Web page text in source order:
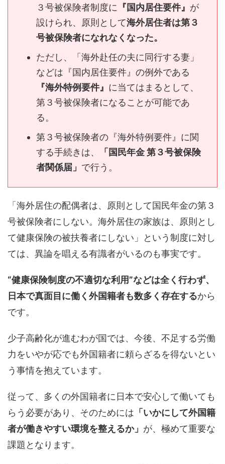
３号被保険者制度に 『国内居住要件』 が
設けられ、原則として海外居住者は第３
号被保険者になれなくなった。
ただし、「海外赴任の夫に同行する妻」
などは『国内居住要件』の例外である
『海外特例要件』 に当てはまるとして、
第３号被保険者になることが可能であ
る。
第３号被保険者の『海外特例要件』に関
する手続きは、
「国民年金 第３号被保険
者関係届」 で行う。
「海外居住の配偶者は、原則として国民年金の第３
号被保険者にしない。海外居住の家族は、原則とし
て健康保険の被扶養者にしない」という制度に対し
ては、異論を唱える有識者がいるのも事実です。
“健康保険制度の不適切な利用”などは全く行わず、
日本で真面目に働く外国籍者も数多く存在するから
です。
少子高齢化が進むわが国では、今後、不足する労働
力をいやが応でも外国籍者に頼らざるを得ないとい
う事情を抱えています。
従って、多くの外国籍者に日本で安心して働いても
らう必要があり、そのためには 「いかにして外国籍
者が働きやすい環境を整えるか」 が、極めて重要な
課題となります。